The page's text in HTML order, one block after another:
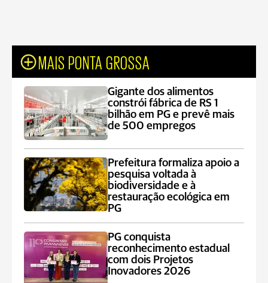
MAIS PONTA GROSSA
Gigante dos alimentos
constrói fábrica de RS 1
bilhão em PG e prevê mais
de 500 empregos
Prefeitura formaliza apoio a
pesquisa voltada à
biodiversidade e à
restauração ecológica em
PG
PG conquista
reconhecimento estadual
com dois Projetos
Inovadores 2026